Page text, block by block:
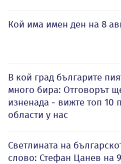
Кой има имен ден на 8
В кой град българите
много бира: Отговорът
изненада - вижте топ 10
области у нас
Светлината на
слово: Стефан Цанев на